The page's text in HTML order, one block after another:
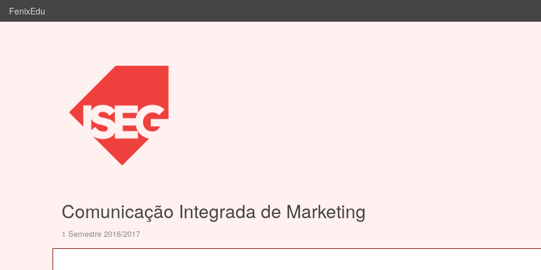
FenixEdu
Comunicação Integrada de Marketing
1 Semestre 2016/2017